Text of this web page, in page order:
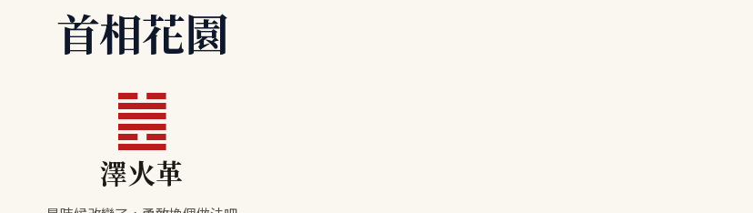
首相花園
䷰
澤火革